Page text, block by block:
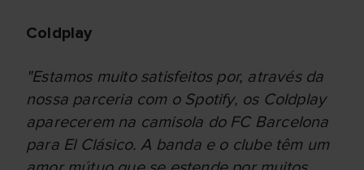
Coldplay
"Estamos muito satisfeitos por, através da
nossa parceria com o Spotify, os Coldplay
aparecerem na camisola do FC Barcelona
para El Clásico. A banda e o clube têm um